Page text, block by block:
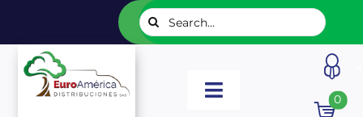
contenido
Buscar:
Toggle
0